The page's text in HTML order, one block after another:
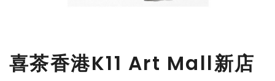
喜茶香港K11 Art Mall新店